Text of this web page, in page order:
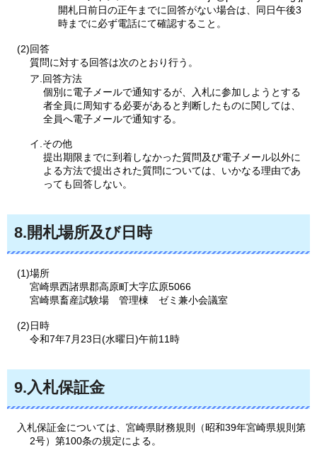
開札日前日の正午までに回答がない場合は、同日午後3
時までに必ず電話にて確認すること。
(2)回答
質問に対する回答は次のとおり行う。
ア.回答方法
個別に電子メールで通知するが、入札に参加しようとする
者全員に周知する必要があると判断したものに関しては、
全員へ電子メールで通知する。
イ.その他
提出期限までに到着しなかった質問及び電子メール以外に
よる方法で提出された質問については、いかなる理由であ
っても回答しない。
8.開札場所及び日時
(1)場所
宮崎県西諸県郡高原町大字広原5066
宮崎県畜産試験場
管理棟 ゼミ兼小会議室
(2)日時
令和7年7月23日(水曜日)午前11時
9.入札保証金
入札保証金については、宮崎県財務規則（昭和39年宮崎県規則第
2号）第100条の規定による。